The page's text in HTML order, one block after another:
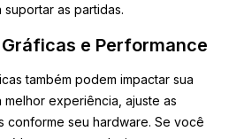
as partidas.
e Performance
também podem impactar sua
melhor experiência, ajuste as
conforme seu hardware. Se você